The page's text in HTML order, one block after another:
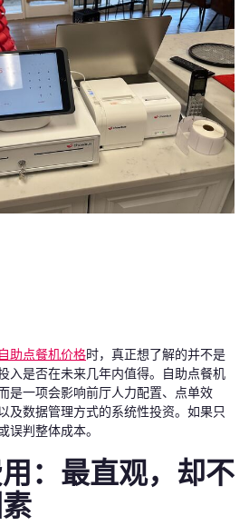
自助点餐机价格时，真正想了解的并不是
入是否在未来几年内值得。自助点餐机
是一项会影响前厅人力配置、点单效
及数据管理方式的系统性投资。如果只
误判整体成本。
：最直观，却不